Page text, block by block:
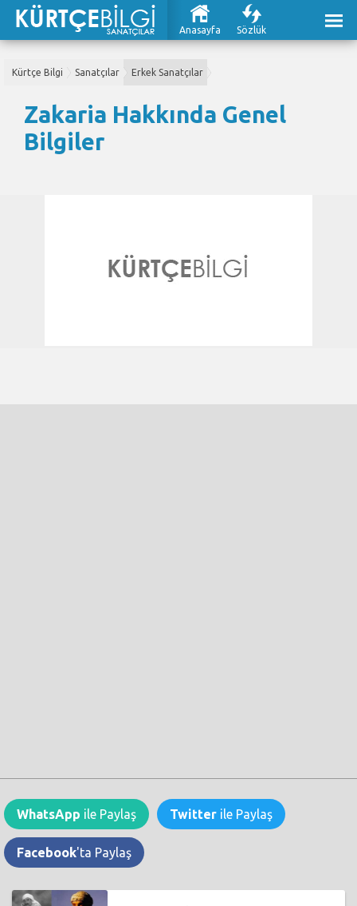
Anasayfa Sözlük
Kürtçe Bilgi Sanatçılar Erkek Sanatçılar
Zakaria Hakkında Genel
Bilgiler
WhatsApp ile Paylaş Twitter ile Paylaş
Facebook'ta Paylaş